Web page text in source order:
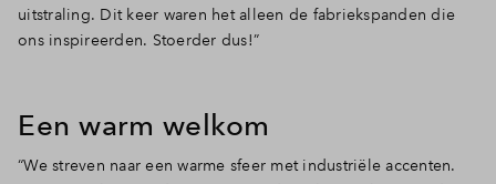
uitstraling. Dit keer waren het alleen de fabriekspanden die
ons inspireerden. Stoerder dus!”
Een warm welkom
“We streven naar een warme sfeer met industriële accenten.